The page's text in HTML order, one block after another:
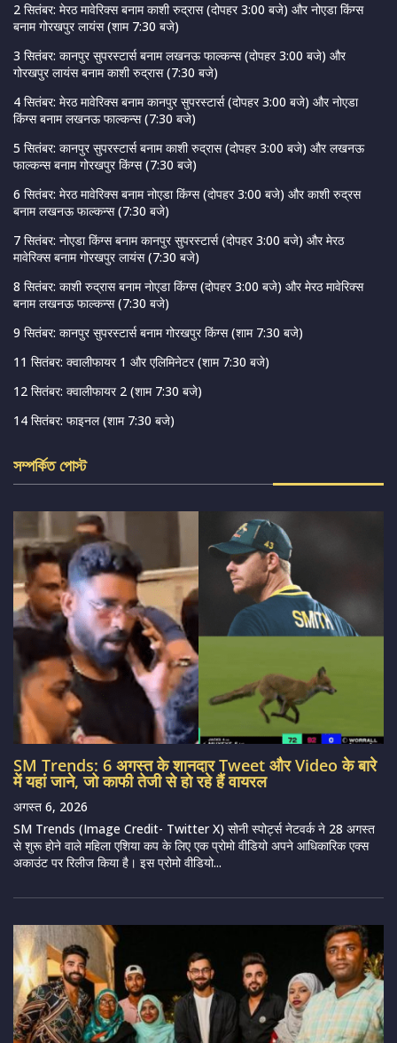
2 सितंबर: मेरठ मावेरिक्स बनाम काशी रुद्रास (दोपहर 3:00 बजे) और नोएडा किंग्स
बनाम गोरखपुर लायंस (शाम 7:30 बजे)
3 सितंबर: कानपुर सुपरस्टार्स बनाम लखनऊ फाल्कन्स (दोपहर 3:00 बजे) और
गोरखपुर लायंस बनाम काशी रुद्रास (7:30 बजे)
4 सितंबर: मेरठ मावेरिक्स बनाम कानपुर सुपरस्टार्स (दोपहर 3:00 बजे) और नोएडा
किंग्स बनाम लखनऊ फाल्कन्स (7:30 बजे)
5 सितंबर: कानपुर सुपरस्टार्स बनाम काशी रुद्रास (दोपहर 3:00 बजे) और लखनऊ
फाल्कन्स बनाम गोरखपुर किंग्स (7:30 बजे)
6 सितंबर: मेरठ मावेरिक्स बनाम नोएडा किंग्स (दोपहर 3:00 बजे) और काशी रुद्रस
बनाम लखनऊ फाल्कन्स (7:30 बजे)
7 सितंबर: नोएडा किंग्स बनाम कानपुर सुपरस्टार्स (दोपहर 3:00 बजे) और मेरठ
मावेरिक्स बनाम गोरखपुर लायंस (7:30 बजे)
8 सितंबर: काशी रुद्रास बनाम नोएडा किंग्स (दोपहर 3:00 बजे) और मेरठ मावेरिक्स
बनाम लखनऊ फाल्कन्स (7:30 बजे)
9 सितंबर: कानपुर सुपरस्टार्स बनाम गोरखपुर किंग्स (शाम 7:30 बजे)
11 सितंबर: क्वालीफायर 1 और एलिमिनेटर (शाम 7:30 बजे)
12 सितंबर: क्वालीफायर 2 (शाम 7:30 बजे)
14 सितंबर: फाइनल (शाम 7:30 बजे)
সম্পর্কিত পোস্ট
SM Trends: 6 अगस्त के शानदार Tweet और Video के बारे
में यहां जाने, जो काफी तेजी से हो रहे हैं वायरल
अगस्त 6, 2026
SM Trends (Image Credit- Twitter X) सोनी स्पोर्ट्स नेटवर्क ने 28 अगस्त
से शुरू होने वाले महिला एशिया कप के लिए एक प्रोमो वीडियो अपने आधिकारिक एक्स
अकाउंट पर रिलीज किया है। इस प्रोमो वीडियो...